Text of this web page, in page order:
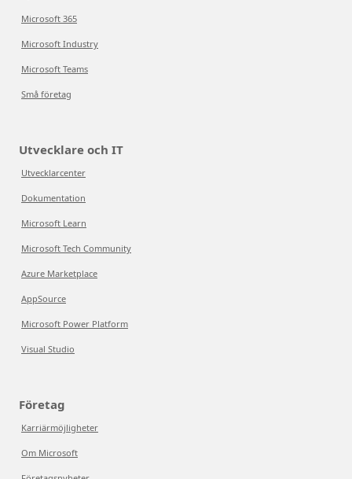
Microsoft 365
Microsoft Industry
Microsoft Teams
Små företag
Utvecklare och IT
Utvecklarcenter
Dokumentation
Microsoft Learn
Microsoft Tech Community
Azure Marketplace
AppSource
Microsoft Power Platform
Visual Studio
Företag
Karriärmöjligheter
Om Microsoft